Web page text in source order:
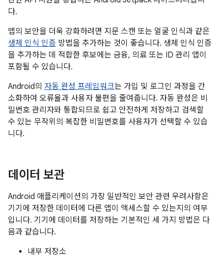
다.
앱의 보안을 더욱 강화하려면 지문 스캔 또는 얼굴 인식과 같은
생체 인식 인증 방법을 추가하는 것이 좋습니다. 생체 인식 인증
을 추가하는 데 적합한 후보에는 금융, 의료 또는 ID 관리 앱이
포함될 수 있습니다.
Android의 자동 완성 프레임워크는 가입 및 로그인 과정을 간
소화하여 오류율과 사용자 불편을 줄여줍니다. 자동 완성은 비
밀번호 관리자와 통합되므로 쉽고 안전하게 저장하고 검색할
수 있는 무작위의 복잡한 비밀번호를 사용자가 선택할 수 있습
니다.
데이터 보관
Android 애플리케이션의 가장 일반적인 보안 관련 우려사항은
기기에 저장한 데이터에 다른 앱이 액세스할 수 있는지의 여부
입니다. 기기에 데이터를 저장하는 기본적인 세 가지 방법은 다
음과 같습니다.
내부 저장소